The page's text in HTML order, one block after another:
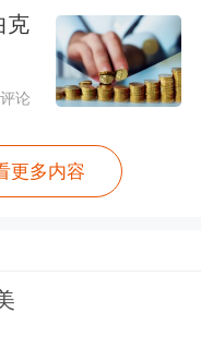
任期于5月15
职位任期将持
克
论
更多内容